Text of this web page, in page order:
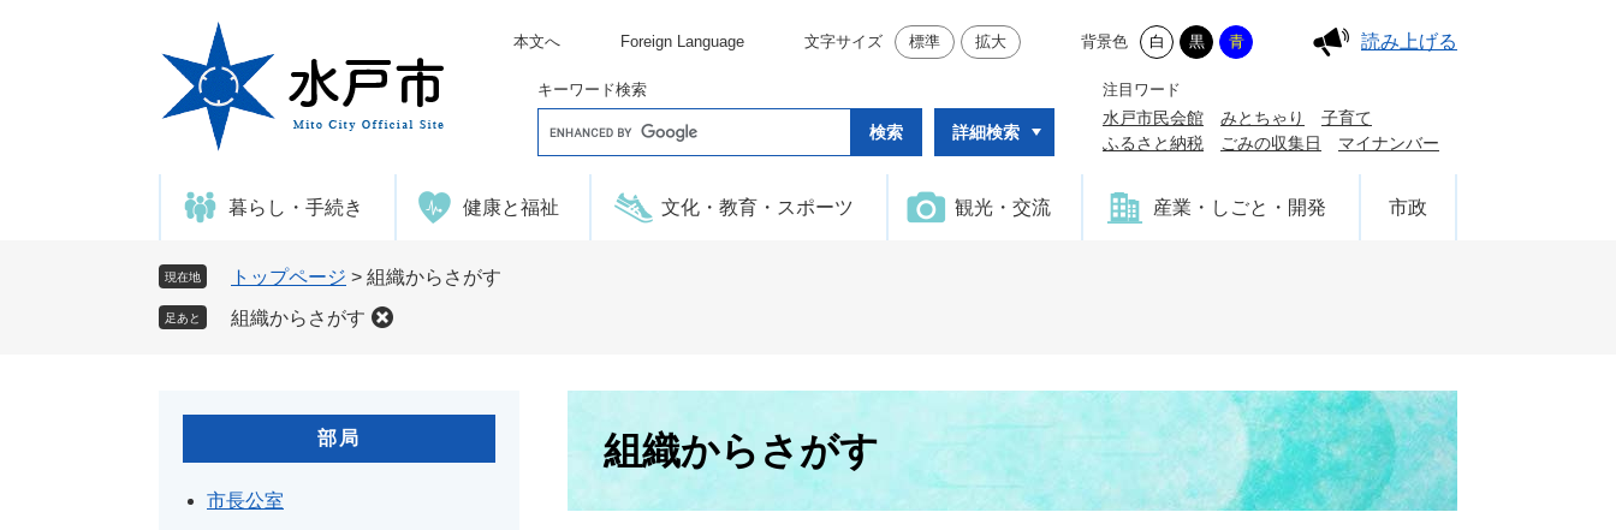
本文へ Foreign Language 文字サイズ 標準 拡大 背景色 白 黒 青 読み上げる
キーワード検索
o
e
詳細検索
注目ワード
水戸市民会館 みとちゃり
子育て
ふるさと納税
ごみの収集日 マイナンバー
暮らし・手続き 健康と福祉 文化・教育・スポーツ 観光・交流 産業・しごと・開発 市政
現在地 トップページ > 組織からさがす
足あと 組織からさがす
組織からさがす
部局
市長公室